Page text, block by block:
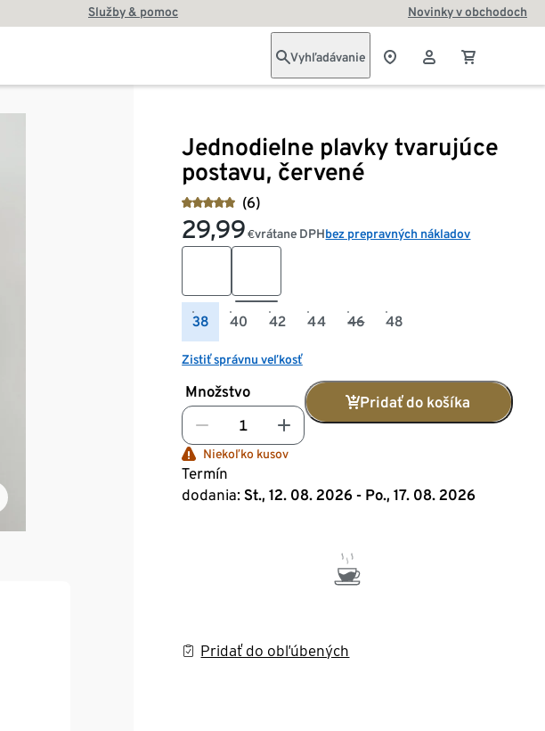
Služby & pomoc Novinky v obchodoch
Vyhľadávanie
Jednodielne plavky tvarujúce
postavu, červené
(6)
29,99 €vrátane DPHbez prepravných nákladov
38 40 42 44 46 48
Zistiť správnu veľkosť
Množstvo
Pridať do košíka
Niekoľko kusov
Termín
dodania: St., 12. 08. 2026 - Po., 17. 08. 2026
Pridať do obľúbených